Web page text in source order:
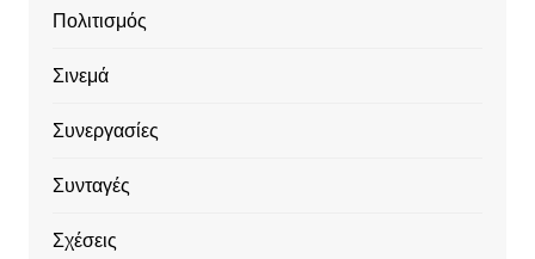
Πολιτισμός
Σινεμά
Συνεργασίες
Συνταγές
Σχέσεις